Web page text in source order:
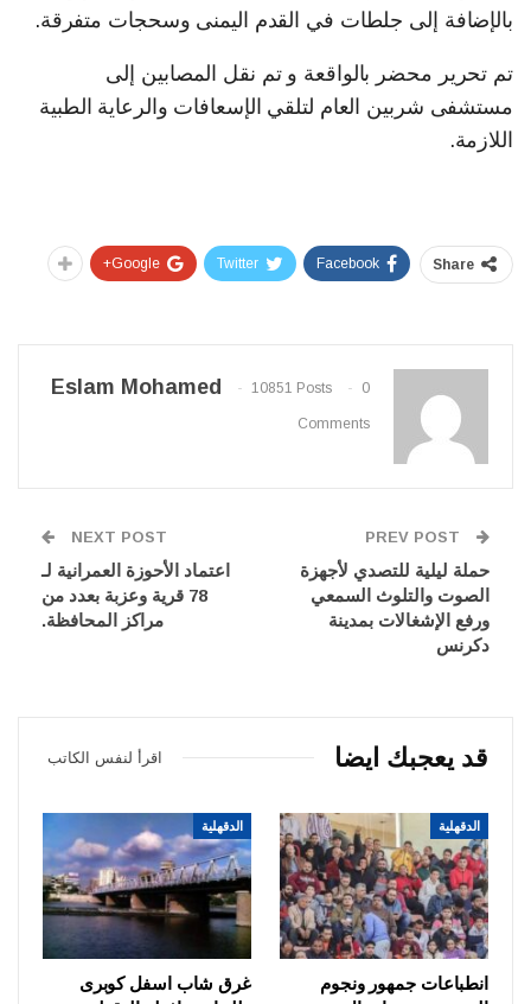
بالإضافة إلى جلطات في القدم اليمنى وسحجات متفرقة.
تم تحرير محضر بالواقعة و تم نقل المصابين إلى
مستشفى شربين العام لتلقي الإسعافات والرعاية الطبية
اللازمة.
Share
Facebook
Twitter
Google+
Eslam Mohamed 10851 Posts 0
Comments
حملة ليلية للتصدي لأجهزة
الصوت والتلوث السمعي
ورفع الإشغالات بمدينة
دكرنس
NEXT POST
اعتماد الأحوزة العمرانية لـ
78 قرية وعزبة بعدد من
مراكز المحافظة.
قد يعجبك ايضا اقرأ لنفس الكاتب
الدقهلية
انطباعات جمهور ونجوم
الدقهلية
غرق شاب اسفل كوبرى